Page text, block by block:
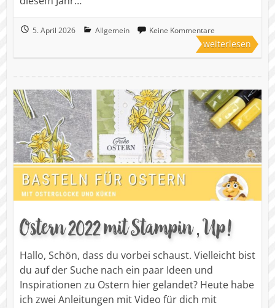
5. April 2026 Allgemein Keine Kommentare
weiterlesen
Ostern 2022 mit Stampin ‚ Up!
Hallo, Schön, dass du vorbei schaust. Vielleicht bist
du auf der Suche nach ein paar Ideen und
Inspirationen zu Ostern hier gelandet? Heute habe
ich zwei Anleitungen mit Video für dich mit